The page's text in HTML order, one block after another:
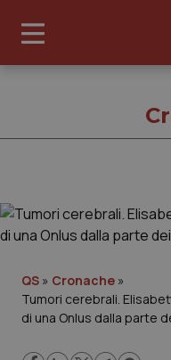
Governo e
Regioni e Asl
QS » Cronache »
Tumori cerebrali.
di una Onlus dalla parte